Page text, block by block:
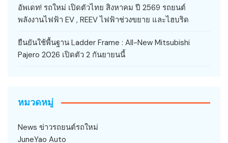
อัพเดท! รถใหม่ เปิดตัวไทย สิงหาคม ปี 2569 รถยนต์
พลังงานไฟฟ้า EV , REEV ไฟฟ้าช่วงขยาย และไฮบริด
ยืนยันใช้พื้นฐาน Ladder Frame : All-New Mitsubishi
Pajero 2026 เปิดตัว 2 กันยายนนี้
หมวดหมู่
News ข่าวรถยนต์รถใหม่
JuneYao Auto